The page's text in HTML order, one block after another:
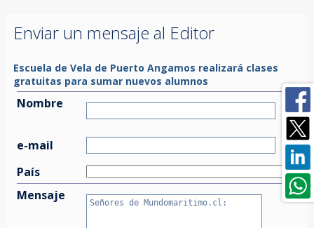
Enviar un mensaje al Editor
Escuela de Vela de Puerto Angamos realizará clases
gratuitas para sumar nuevos alumnos
Nombre
e-mail
País
Mensaje